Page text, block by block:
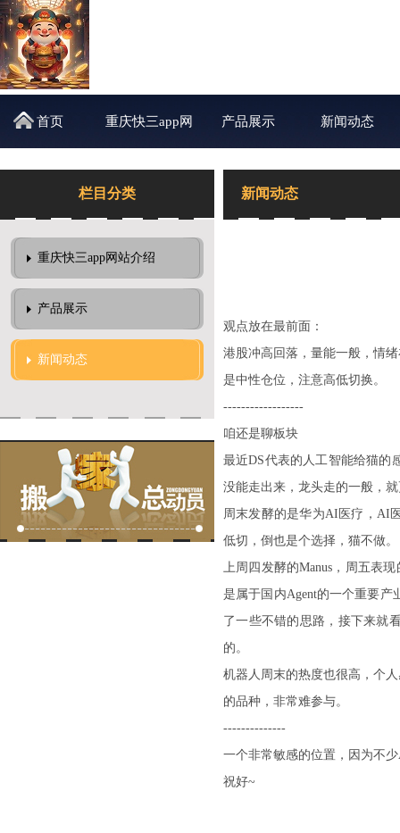
首页 重庆快三app网 产品展示 新闻动态
栏目分类
重庆快三app网站介绍
产品展示
新闻动态
新闻动态
观点放在最前面：
港股冲高回落，量能一般，情
是中性仓位，注意高低切换。
------------------
咱还是聊板块
最近DS代表的人工智能给猫的
没能走出来，龙头走的一般，
周末发酵的是华为AI医疗，AI
低切，倒也是个选择，猫不做。
上周四发酵的Manus，周五表
是属于国内Agent的一个重要
了一些不错的思路，接下来就
的。
机器人周末的热度也很高，个
的品种，非常难参与。
--------------
一个非常敏感的位置，因为不
祝好~